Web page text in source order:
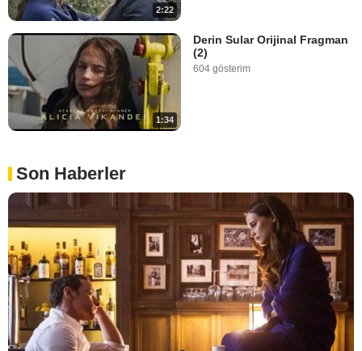
2:22
1:34
Derin Sular Orijinal Fragman
(2)
604 gösterim
Son Haberler